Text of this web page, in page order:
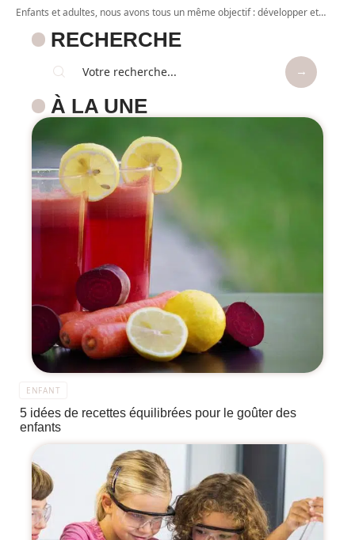
Enfants et adultes, nous avons tous un même objectif : développer et…
RECHERCHE
À LA UNE
ENFANT
5 idées de recettes équilibrées pour le goûter des
enfants